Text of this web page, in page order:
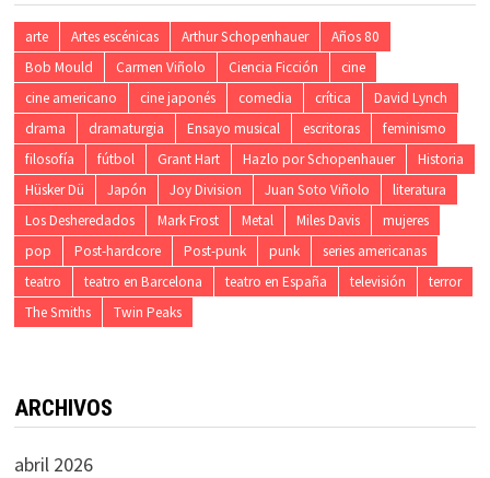
arte Artes escénicas Arthur Schopenhauer
Años 80
Bob Mould
Carmen Viñolo Ciencia Ficción
cine
cine americano
cine japonés comedia crítica
David Lynch
drama
dramaturgia Ensayo musical escritoras
feminismo
filosofía
fútbol Grant Hart Hazlo por Schopenhauer
Historia
Hüsker Dü
Japón Joy Division Juan Soto Viñolo
literatura
Los Desheredados
Mark Frost Metal Miles Davis
mujeres
pop
Post-hardcore Post-punk punk
series americanas
teatro
teatro en Barcelona teatro en España televisión
terror
The Smiths
Twin Peaks
ARCHIVOS
abril 2026